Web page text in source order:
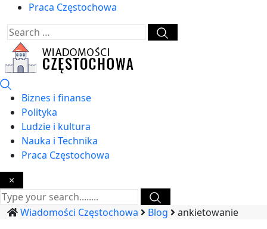
Praca Częstochowa
Biznes i finanse
Polityka
Ludzie i kultura
Nauka i Technika
Praca Częstochowa
×
Wiadomości Częstochowa Blog ankietowanie